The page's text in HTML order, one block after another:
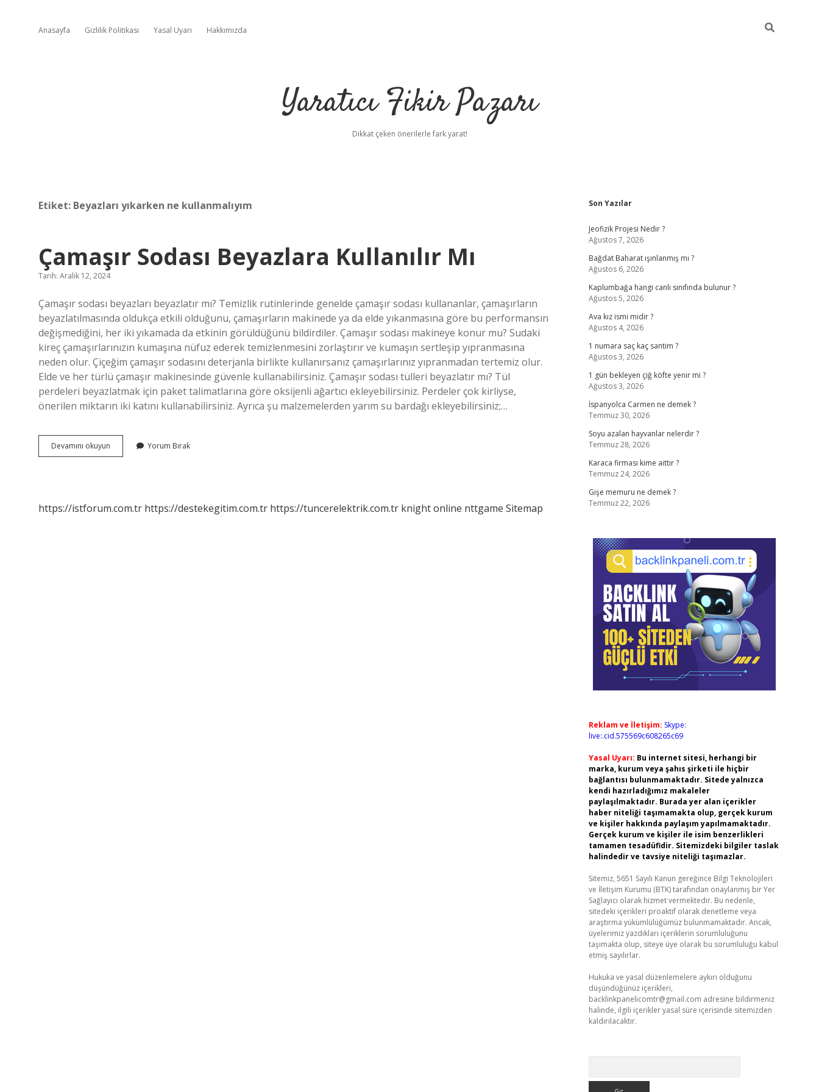
Anasayfa Gizlilik Politikası Yasal Uyarı Hakkımızda
Yaratıcı Fikir Pazarı
Dikkat çeken önerilerle fark yarat!
Etiket: Beyazları yıkarken ne kullanmalıyım
Çamaşır Sodası Beyazlara Kullanılır Mı
Tarih: Aralık 12, 2024
Çamaşır sodası beyazları beyazlatır mı? Temizlik rutinlerinde genelde çamaşır sodası kullananlar, çamaşırların
beyazlatılmasında oldukça etkili olduğunu, çamaşırların makinede ya da elde yıkanmasına göre bu performansın
değişmediğini, her iki yıkamada da etkinin görüldüğünü bildirdiler. Çamaşır sodası makineye konur mu? Sudaki
kireç çamaşırlarınızın kumaşına nüfuz ederek temizlenmesini zorlaştırır ve kumaşın sertleşip yıpranmasına
neden olur. Çiçeğim çamaşır sodasını deterjanla birlikte kullanırsanız çamaşırlarınız yıpranmadan tertemiz olur.
Elde ve her türlü çamaşır makinesinde güvenle kullanabilirsiniz. Çamaşır sodası tülleri beyazlatır mı? Tül
perdeleri beyazlatmak için paket talimatlarına göre oksijenli ağartıcı ekleyebilirsiniz. Perdeler çok kirliyse,
önerilen miktarın iki katını kullanabilirsiniz. Ayrıca şu malzemelerden yarım su bardağı ekleyebilirsiniz;…
Devamını okuyun Çamaşır
Sodası
Yorum Bırak
https://istforum.com.tr https://destekegitim.com.tr https://tuncerelektrik.com.tr knight online nttgame Sitemap
Sidebar
Son Yazılar
Jeofizik Projesi Nedir ?
Ağustos 7, 2026
Bağdat Baharat ışınlanmış mı ?
Ağustos 6, 2026
Kaplumbağa hangi canlı sınıfında bulunur ?
Ağustos 5, 2026
Ava kız ismi midir ?
Ağustos 4, 2026
1 numara saç kaç santim ?
Ağustos 3, 2026
1 gün bekleyen çiğ köfte yenir mi ?
Ağustos 3, 2026
İspanyolca Carmen ne demek ?
Temmuz 30, 2026
Soyu azalan hayvanlar nelerdir ?
Temmuz 28, 2026
Karaca firması kime aittir ?
Temmuz 24, 2026
Gişe memuru ne demek ?
Temmuz 22, 2026
Reklam ve İletişim: Skype:
live:.cid.575569c608265c69
Yasal Uyarı: Bu internet sitesi, herhangi bir
marka, kurum veya şahıs şirketi ile hiçbir
bağlantısı bulunmamaktadır. Sitede yalnızca
kendi hazırladığımız makaleler
paylaşılmaktadır. Burada yer alan içerikler
haber niteliği taşımamakta olup, gerçek kurum
ve kişiler hakkında paylaşım yapılmamaktadır.
Gerçek kurum ve kişiler ile isim benzerlikleri
tamamen tesadüfidir. Sitemizdeki bilgiler taslak
halindedir ve tavsiye niteliği taşımazlar.
Sitemiz, 5651 Sayılı Kanun gereğince Bilgi Teknolojileri
ve İletişim Kurumu (BTK) tarafından onaylanmış bir Yer
Sağlayıcı olarak hizmet vermektedir. Bu nedenle,
sitedeki içerikleri proaktif olarak denetleme veya
araştırma yükümlülüğümüz bulunmamaktadır. Ancak,
üyelerimiz yazdıkları içeriklerin sorumluluğunu
taşımakta olup, siteye üye olarak bu sorumluluğu kabul
etmiş sayılırlar.
Hukuka ve yasal düzenlemelere aykırı olduğunu
düşündüğünüz içerikleri,
backlinkpanelicomtr@gmail.com adresine bildirmeniz
halinde, ilgili içerikler yasal süre içerisinde sitemizden
kaldırılacaktır.
grandoperabet giriş